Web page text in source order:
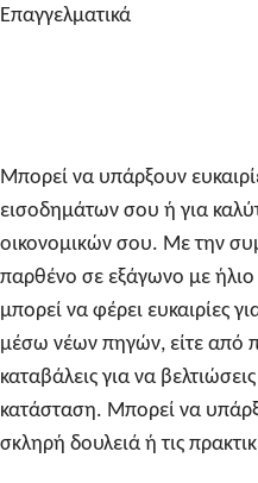
Επαγγελματικά
Μπορεί να υπάρξουν
εισοδημάτων σου ή για
οικονομικών σου. Με την
παρθένο σε εξάγωνο με
μπορεί να φέρει ευκαιρίες
μέσω νέων πηγών, είτε από
καταβάλεις για να
κατάσταση. Μπορεί να
σκληρή δουλειά ή τις